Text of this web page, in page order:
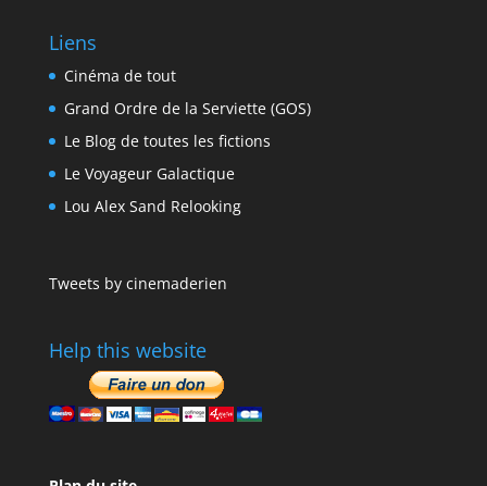
Liens
Cinéma de tout
Grand Ordre de la Serviette (GOS)
Le Blog de toutes les fictions
Le Voyageur Galactique
Lou Alex Sand Relooking
Tweets by cinemaderien
Help this website